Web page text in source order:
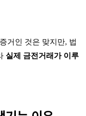
거인 것은 맞지만, 법
실제 금전거래가 이루